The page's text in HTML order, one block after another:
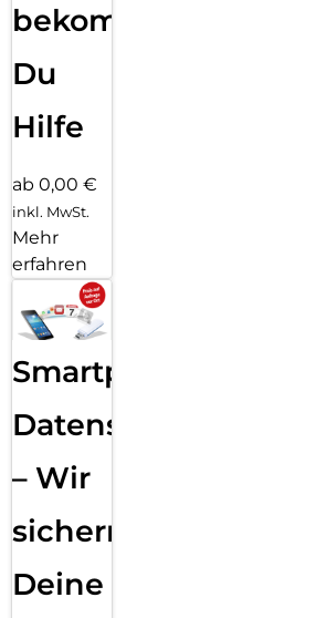
bekommst
Du
Hilfe
ab 0,00 €
inkl. MwSt.
Mehr
erfahren
Smartphone
Datensicherung
– Wir
sichern
Deine